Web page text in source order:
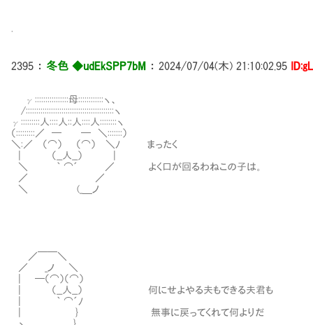
2395 ： 冬色 ◆udEkSPP7bM ： 2024/07/04(木) 21:10:02.95
γ::::::::::::::::母::::::::::::ヽ、
/::::::::::::::::::::::::::::::::::::::::::ヽ
γ:::::::::人::::人::人::::人::::::::ヽ
（:::::::::／ ─ ─ ＼:::::::）
＼:／ （⌒） （⌒） ＼ﾉ まったく
| （__人__） |
＼ ｀ ⌒´ ／ よく口が回るわねこの子は。
／ ／
＼ (_＿ノ
／￣￣＼
／ _ノ ＼
| ─（⌒）（⌒）
| （__人__） 何にせよやる夫もできる夫君も
| ｀ ⌒´ﾉ
| } 無事に戻ってくれて何よりだ